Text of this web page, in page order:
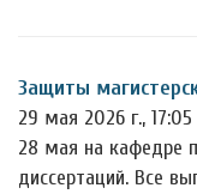
Защиты
29 мая 2026 г., 17:05
28 мая на кафедре
диссертаций. Все